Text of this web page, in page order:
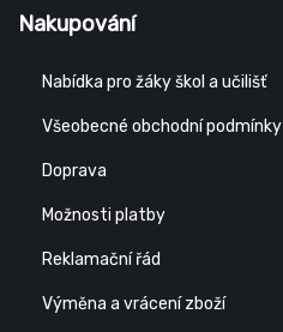
Nakupování
Nabídka pro žáky škol a učilišť
Všeobecné obchodní podmínky
Doprava
Možnosti platby
Reklamační řád
Výměna a vrácení zboží